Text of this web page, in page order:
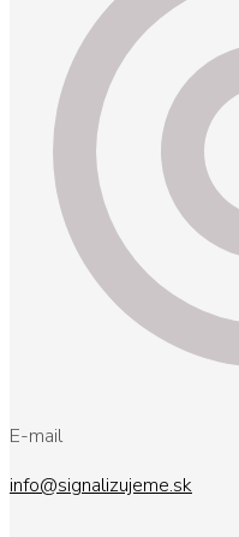
E-mail
info@signalizujeme.sk